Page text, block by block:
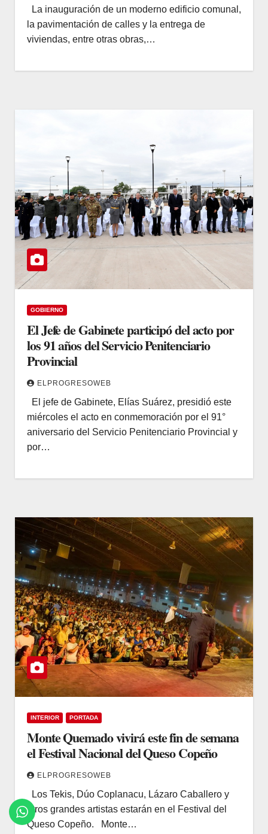
La inauguración de un moderno edificio comunal,
la pavimentación de calles y la entrega de
viviendas, entre otras obras,…
GOBIERNO
El Jefe de Gabinete participó del acto por
los 91 años del Servicio Penitenciario
Provincial
ELPROGRESOWEB
El jefe de Gabinete, Elías Suárez, presidió este
miércoles el acto en conmemoración por el 91°
aniversario del Servicio Penitenciario Provincial y
por…
INTERIOR PORTADA
Monte Quemado vivirá este fin de semana
el Festival Nacional del Queso Copeño
ELPROGRESOWEB
Los Tekis, Dúo Coplanacu, Lázaro Caballero y
otros grandes artistas estarán en el Festival del
Queso Copeño. Monte…